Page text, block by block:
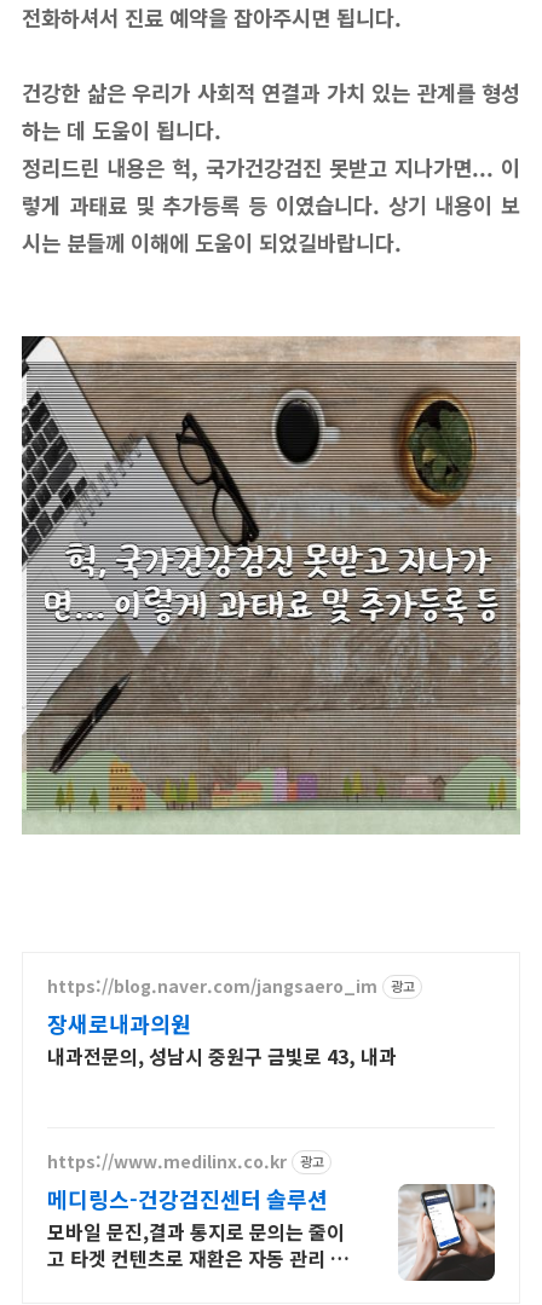
전화하셔서 진료 예약을 잡아주시면 됩니다.
건강한 삶은 우리가 사회적 연결과 가치 있는 관계를 형성
하는 데 도움이 됩니다.
정리드린 내용은 헉, 국가건강검진 못받고 지나가면... 이
렇게 과태료 및 추가등록 등 이였습니다. 상기 내용이 보
시는 분들께 이해에 도움이 되었길바랍니다.
https://blog.naver.com/jangsaero_im 광고
장새로내과의원
내과전문의, 성남시 중원구 금빛로 43, 내과
https://www.medilinx.co.kr 광고
메디링스-건강검진센터 솔루션
모바일 문진,결과 통지로 문의는 줄이
고 타겟 컨텐츠로 재환은 자동 관리 됩